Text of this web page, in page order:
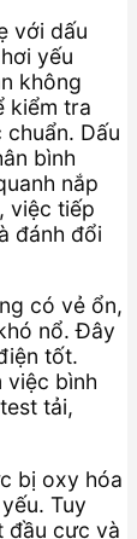
với dấu
yếu
không
kiểm tra
Dấu
bình
nắp
việc tiếp
đánh đổi
có vẻ ổn,
nổ. Đây
tốt.
việc bình
tải,
bị oxy hóa
Tuy
đầu cực và